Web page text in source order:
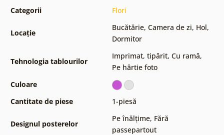
Categorii Flori
Locație
Bucătărie, Camera de zi, Hol,
Dormitor
Tehnologia tablourilor
Imprimat, tipărit, Cu ramă,
Pe hârtie foto
Culoare
Cantitate de piese
1-piesă
Designul posterelor
Pe înălțime, Fără
passepartout